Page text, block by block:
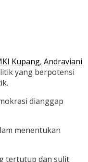
Kupang, Andraviani
yang berpotensi
dianggap
menentukan
tertutup dan sulit